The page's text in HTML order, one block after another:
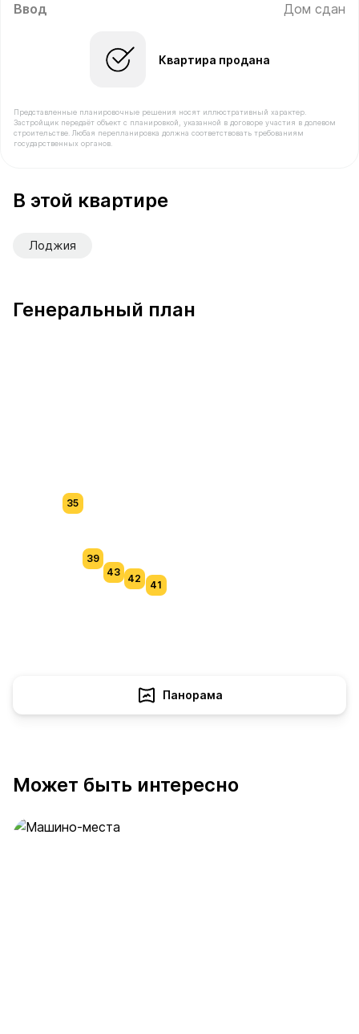
Ввод Дом сдан
Квартира продана
Представленные планировочные решения носят иллюстративный характер.
Застройщик передаёт объект с планировкой, указанной в договоре участия в долевом
строительстве. Любая перепланировка должна соответствовать требованиям
государственных органов.
В этой квартире
Лоджия
Генеральный план
39
35
41
42
43
Панорама
Может быть интересно